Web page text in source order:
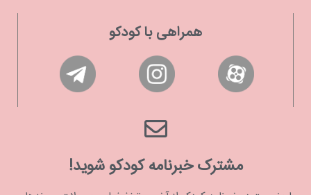
همراهی با کودکو
مشترک خبرنامه کودکو شوید!